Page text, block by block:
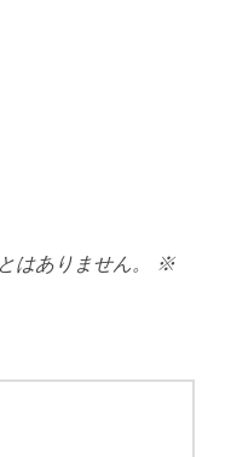
はありません。
※